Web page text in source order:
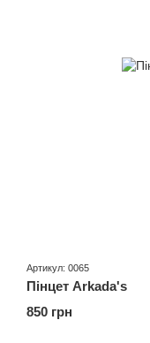
Артикул: 0065
Пінцет Arkada's
850 грн